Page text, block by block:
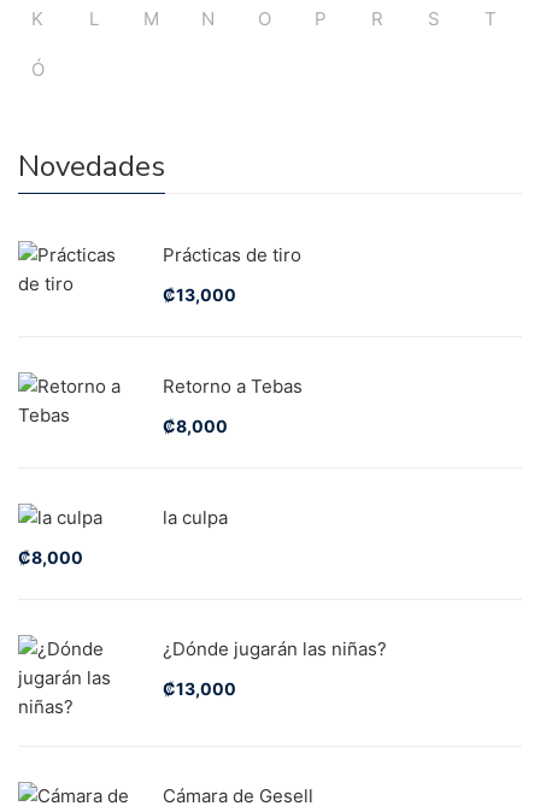
K L M N O P R S T
Ó
Novedades
Prácticas de tiro
₡13,000
Retorno a Tebas
₡8,000
la culpa
₡8,000
¿Dónde jugarán las niñas?
₡13,000
Cámara de Gesell